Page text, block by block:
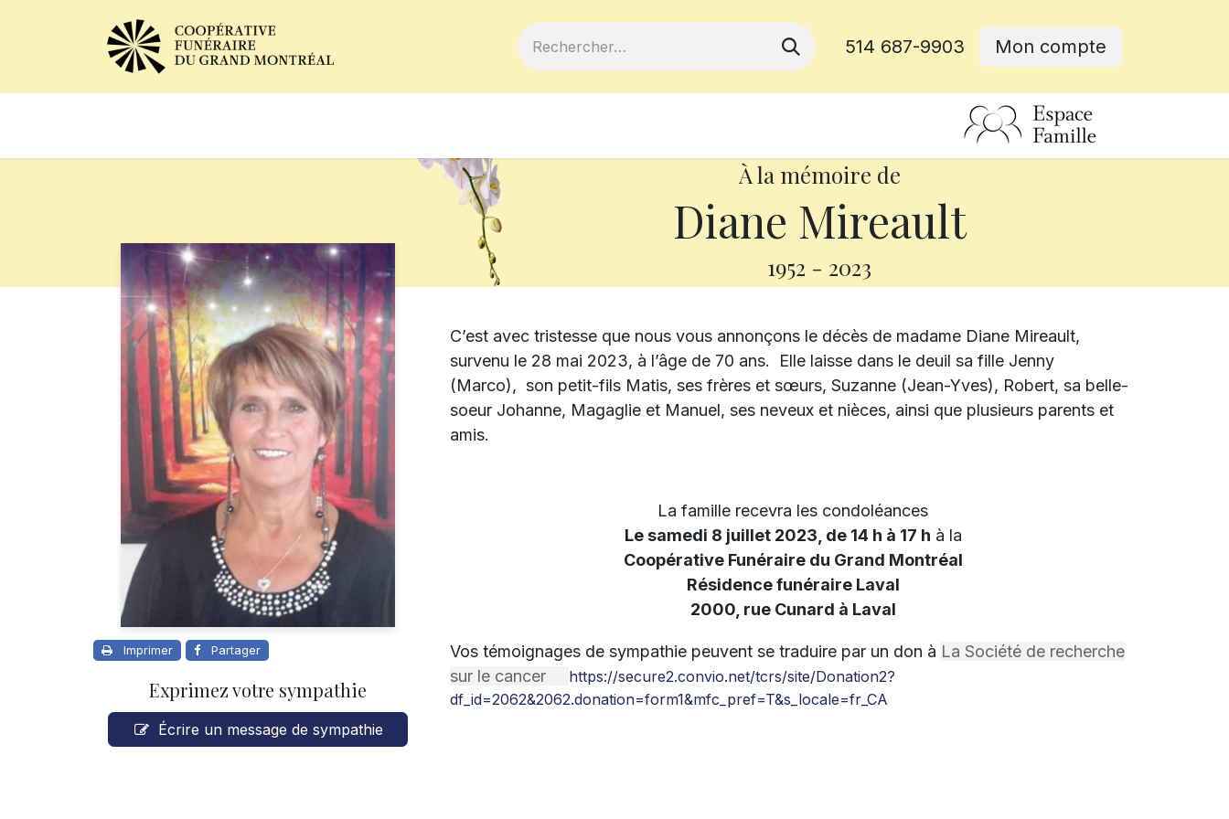
514 687-9903 Mon compte
À la mémoire de
Diane Mireault
1952 - 2023
Imprimer Partager
Exprimez votre sympathie
Écrire un message de sympathie
C’est avec tristesse que nous vous annonçons le décès de madame Diane Mireault,
survenu le 28 mai 2023, à l’âge de 70 ans. Elle laisse dans le deuil sa fille Jenny
(Marco), son petit-fils Matis, ses frères et sœurs, Suzanne (Jean-Yves), Robert, sa belle-
soeur Johanne, Magaglie et Manuel, ses neveux et nièces, ainsi que plusieurs parents et
amis.
La famille recevra les condoléances
Le samedi 8 juillet 2023, de 14 h à 17 h à la
Coopérative Funéraire du Grand Montréal
Résidence funéraire Laval
2000, rue Cunard à Laval
Vos témoignages de sympathie peuvent se traduire par un don à La Société de recherche
sur le cancer https://secure2.convio.net/tcrs/site/Donation2?
df_id=2062&2062.donation=form1&mfc_pref=T&s_locale=fr_CA